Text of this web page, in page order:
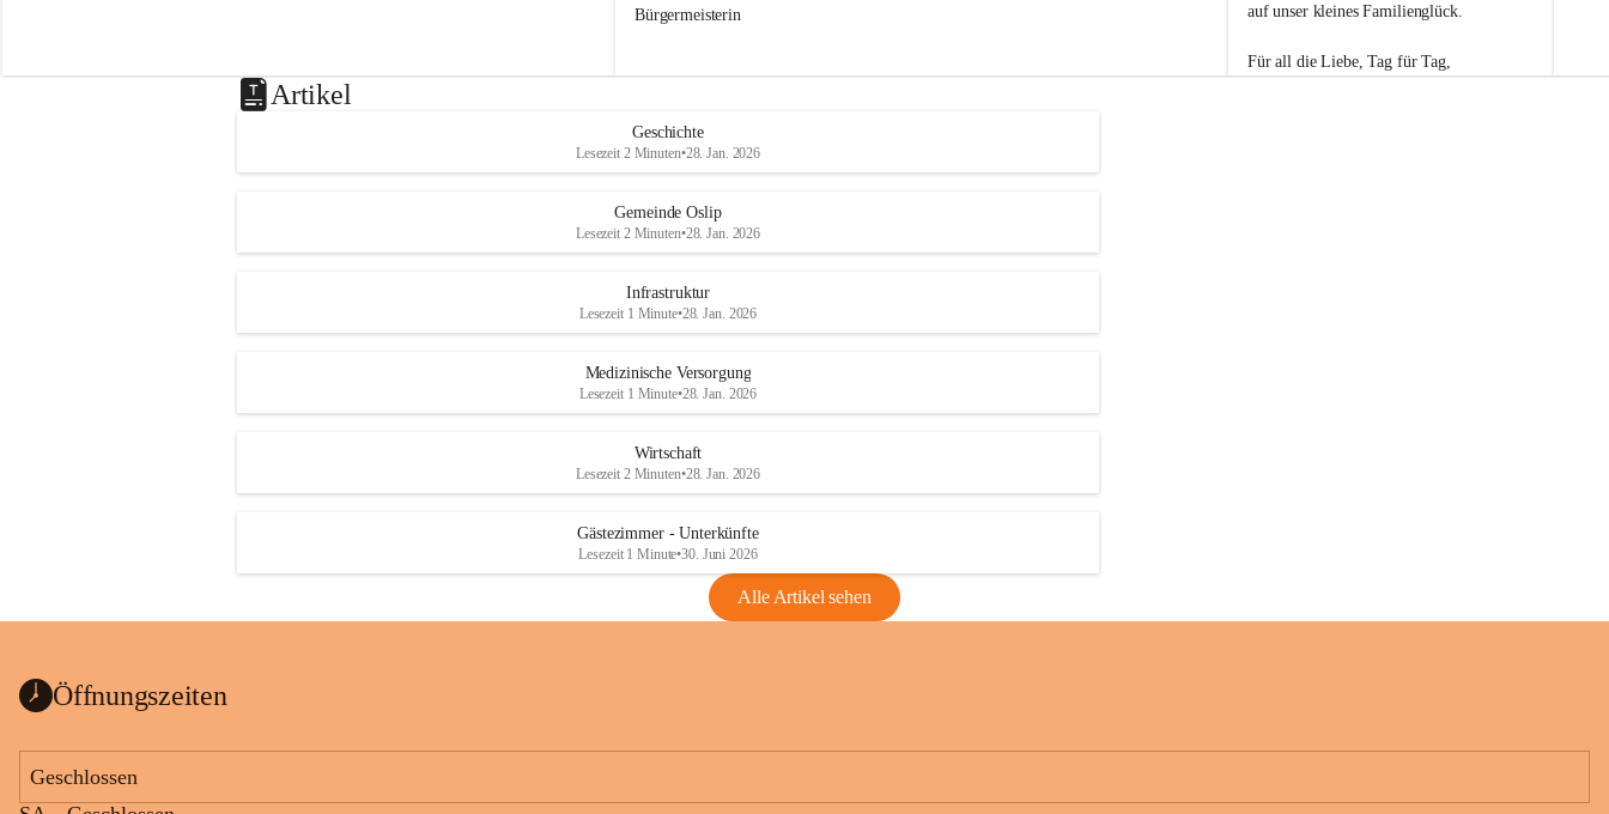
Bürgermeisterin
auf unser kleines Familienglück.
Für all die Liebe, Tag für Tag,
Artikel
Geschichte
Lesezeit 2 Minuten•28. Jan. 2026
Gemeinde Oslip
Lesezeit 2 Minuten•28. Jan. 2026
Infrastruktur
Lesezeit 1 Minute•28. Jan. 2026
Medizinische Versorgung
Lesezeit 1 Minute•28. Jan. 2026
Wirtschaft
Lesezeit 2 Minuten•28. Jan. 2026
Gästezimmer - Unterkünfte
Lesezeit 1 Minute•30. Juni 2026
Alle Artikel sehen
Öffnungszeiten
Geschlossen